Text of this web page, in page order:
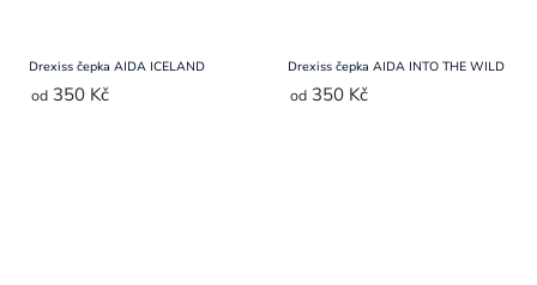
Drexiss čepka AIDA ICELAND
od 350 Kč
Drexiss čepka AIDA INTO THE WILD
od 350 Kč